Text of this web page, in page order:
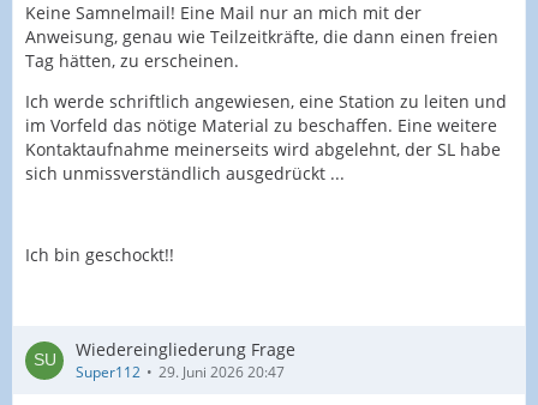
Keine Samnelmail! Eine Mail nur an mich mit der
Anweisung, genau wie Teilzeitkräfte, die dann einen freien
Tag hätten, zu erscheinen.
Ich werde schriftlich angewiesen, eine Station zu leiten und
im Vorfeld das nötige Material zu beschaffen. Eine weitere
Kontaktaufnahme meinerseits wird abgelehnt, der SL habe
sich unmissverständlich ausgedrückt ...
Ich bin geschockt!!
Wiedereingliederung Frage
Super112 29. Juni 2026 20:47